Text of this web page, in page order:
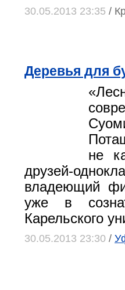
30.05.2013 23:35 /
Деревья для
не
друзей-
владеющий
уже в
Карельского
30.05.2013 23:30 /